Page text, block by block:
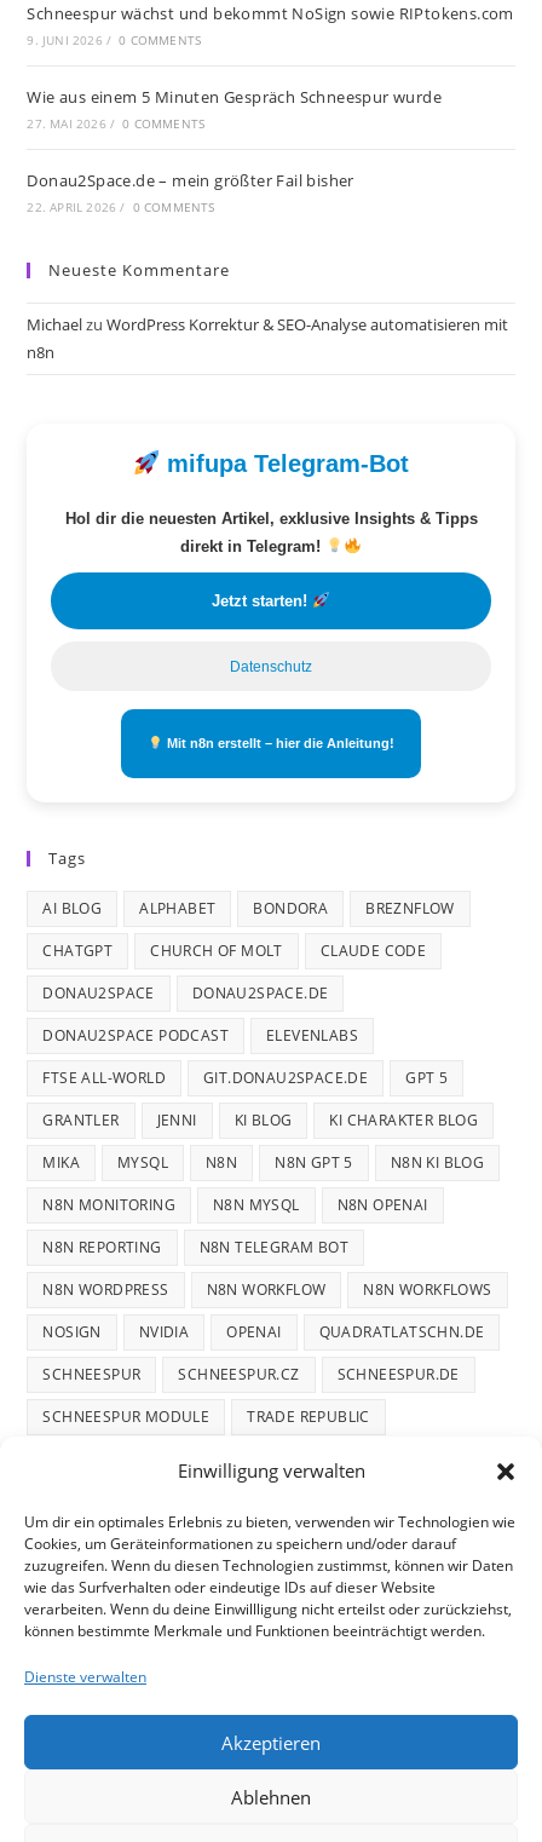
Einwilligung verwalten
Um dir ein optimales Erlebnis zu bieten, verwenden wir Technologien wie
Cookies, um Geräteinformationen zu speichern und/oder darauf
zuzugreifen. Wenn du diesen Technologien zustimmst, können wir Daten
wie das Surfverhalten oder eindeutige IDs auf dieser Website
verarbeiten. Wenn du deine Einwillligung nicht erteilst oder zurückziehst,
können bestimmte Merkmale und Funktionen beeinträchtigt werden.
Dienste verwalten
Akzeptieren
Ablehnen
Schneespur wächst und bekommt NoSign sowie RIPtokens.com
9. JUNI 2026 / 0 COMMENTS
Wie aus einem 5 Minuten Gespräch Schneespur wurde
27. MAI 2026 / 0 COMMENTS
Donau2Space.de – mein größter Fail bisher
22. APRIL 2026 / 0 COMMENTS
Neueste Kommentare
MichaelzuWordPress Korrektur & SEO-Analyse automatisieren mit
n8n
mifupa Telegram-Bot
Hol dir die neuesten Artikel, exklusive Insights & Tipps
direkt in Telegram!
Jetzt starten!
Datenschutz
Mit n8n erstellt – hier die Anleitung!
Tags
AI BLOG ALPHABET BONDORA BREZNFLOW
CHATGPT CHURCH OF MOLT CLAUDE CODE
DONAU2SPACE DONAU2SPACE.DE
DONAU2SPACE PODCAST ELEVENLABS
FTSE ALL-WORLD GIT.DONAU2SPACE.DE GPT 5
GRANTLER JENNI KI BLOG KI CHARAKTER BLOG
MIKA MYSQL N8N N8N GPT 5 N8N KI BLOG
N8N MONITORING N8N MYSQL N8N OPENAI
N8N REPORTING N8N TELEGRAM BOT
N8N WORDPRESS N8N WORKFLOW N8N WORKFLOWS
NOSIGN NVIDIA OPENAI QUADRATLATSCHN.DE
SCHNEESPUR SCHNEESPUR.CZ SCHNEESPUR.DE
SCHNEESPUR MODULE TRADE REPUBLIC
WINTERTRACE WINTERTRACE.COM
Automatisierung.